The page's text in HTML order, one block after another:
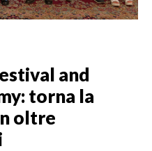
and
torna la
oltre